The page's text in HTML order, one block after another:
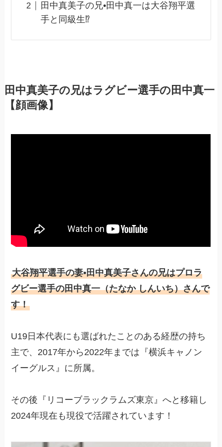
田中真美子の兄•田中真一は大谷翔平選
手と同級生⁉︎
田中真美子の兄はラグビー選手の田中真一
【顔画像】
大谷翔平選手の妻•田中真美子さんの兄はプロラ
グビー選手の田中真一（たなか しんいち）さんで
す！
U19日本代表にも選ばれたことのある経歴の持ち
主で、2017年から2022年までは『横浜キャノン
イーグルス』に所属。
その後『リコーブラックラムズ東京』へと移籍し
2024年現在も現役で活躍されています！